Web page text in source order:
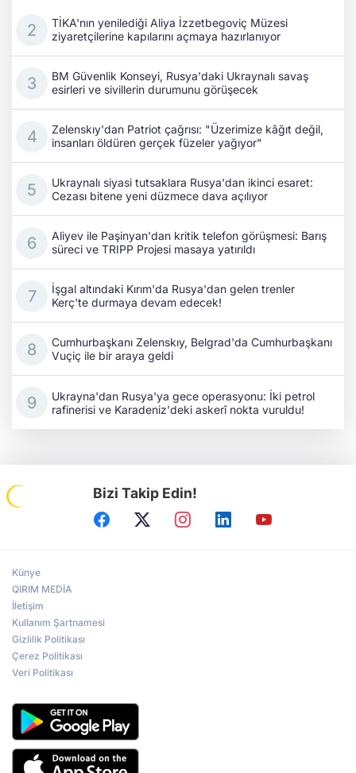
TİKA'nın yenilediği Aliya İzzetbegoviç Müzesi
ziyaretçilerine kapılarını açmaya hazırlanıyor
BM Güvenlik Konseyi, Rusya'daki Ukraynalı savaş
esirleri ve sivillerin durumunu görüşecek
Zelenskıy'dan Patriot çağrısı: "Üzerimize kâğıt değil,
insanları öldüren gerçek füzeler yağıyor"
Ukraynalı siyasi tutsaklara Rusya'dan ikinci esaret:
Cezası bitene yeni düzmece dava açılıyor
Aliyev ile Paşinyan'dan kritik telefon görüşmesi: Barış
süreci ve TRIPP Projesi masaya yatırıldı
İşgal altındaki Kırım'da Rusya'dan gelen trenler
Kerç'te durmaya devam edecek!
Cumhurbaşkanı Zelenskıy, Belgrad'da Cumhurbaşkanı
Vuçiç ile bir araya geldi
Ukrayna'dan Rusya'ya gece operasyonu: İki petrol
rafinerisi ve Karadeniz'deki askerî nokta vuruldu!
Bizi Takip Edin!
Künye
QIRIM MEDİA
İletişim
Kullanım Şartnamesi
Gizlilik Politikası
Çerez Politikası
Veri Politikası